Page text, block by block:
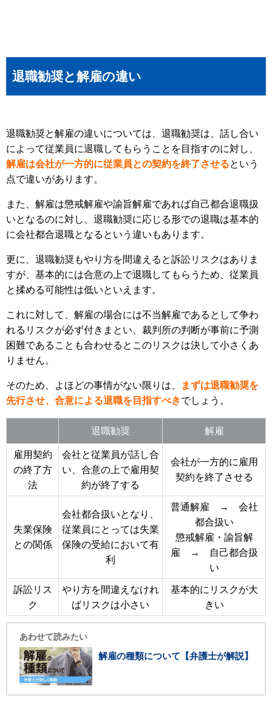
退職勧奨と解雇の違い
退職勧奨と解雇の違いについては、退職勧奨は、話し合い
によって従業員に退職してもらうことを目指すのに対し、
解雇は会社が一方的に従業員との契約を終了させるという
点で違いがあります。
また、解雇は懲戒解雇や諭旨解雇であれば自己都合退職扱
いとなるのに対し、退職勧奨に応じる形での退職は基本的
に会社都合退職となるという違いもあります。
更に、退職勧奨もやり方を間違えると訴訟リスクはありま
すが、基本的には合意の上で退職してもらうため、従業員
と揉める可能性は低いといえます。
これに対して、解雇の場合には不当解雇であるとして争わ
れるリスクが必ず付きまとい、裁判所の判断が事前に予測
困難であることも合わせるとこのリスクは決して小さくあ
りません。
そのため、よほどの事情がない限りは、
まずは退職勧奨を
先行させ、合意による退職を目指すべきでしょう。
退職勧奨 解雇
雇用契約
の終了方
法
会社と従業員が話し合
い、合意の上で雇用契
約が終了する
会社が一方的に雇用
契約を終了させる
失業保険
との関係
会社都合扱いとなり、
従業員にとっては失業
保険の受給において有
利
普通解雇 → 会社
都合扱い
懲戒解雇・諭旨解
雇 → 自己都合扱
い
訴訟リス
ク
やり方を間違えなけれ
ばリスクは小さい
基本的にリスクが大
きい
あわせて読みたい
解雇の種類について【弁護士が解説】